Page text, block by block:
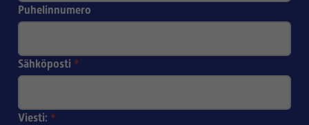
Puhelinnumero
Sähköposti *
Viesti: *